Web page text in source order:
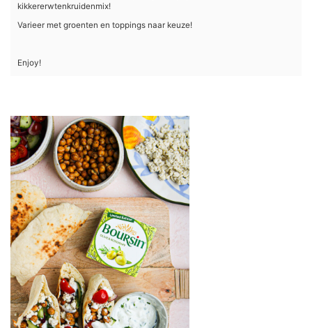
kikkererwtenkruidenmix!
Varieer met groenten en toppings naar keuze!
Enjoy!